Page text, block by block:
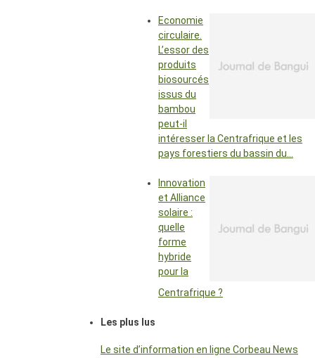
Economie
circulaire.
L’essor des
produits
biosourcés
issus du
bambou
peut-il
intéresser la Centrafrique et les
pays forestiers du bassin du…
Innovation
et Alliance
solaire :
quelle
forme
hybride
pour la
Centrafrique ?
Les plus lus
Le site d’information en ligne Corbeau News